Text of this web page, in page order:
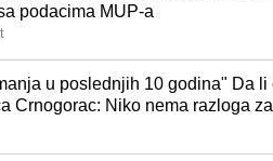
podacima MUP-a
u poslednjih 10 godina" Da
Crnogorac: Niko nema razloga